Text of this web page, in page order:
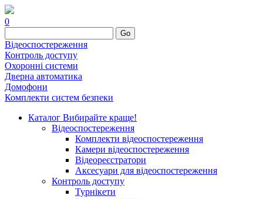
0
Go
Відеоспостереження
Контроль доступу
Охоронні системи
Дверна автоматика
Домофони
Комплекти систем безпеки
Каталог Вибирайте краще!
Відеоспостереження
Комплекти відеоспостереження
Камери відеоспостереження
Відеореєстратори
Аксесуари для відеоспостереження
Контроль доступу
Турнікети